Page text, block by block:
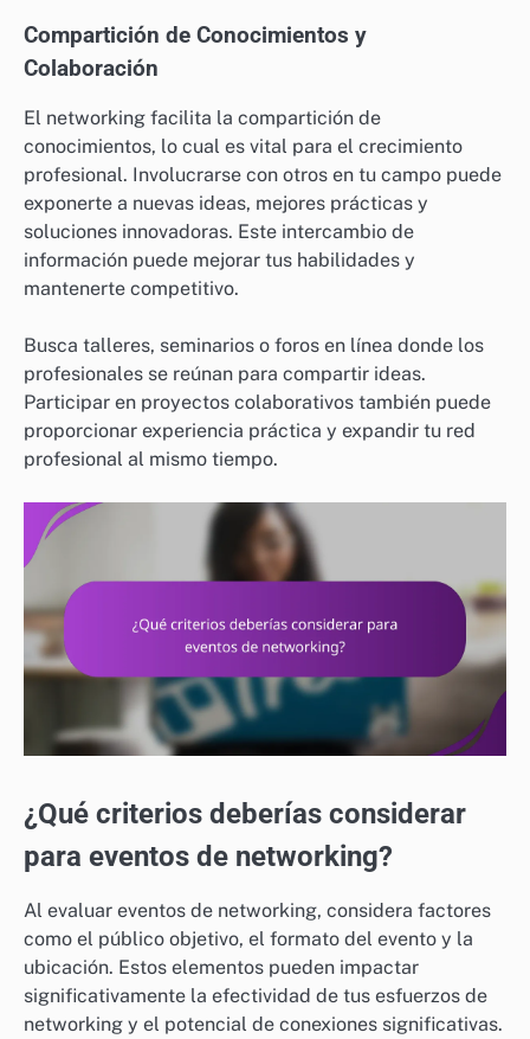
Compartición de Conocimientos y
Colaboración
El networking facilita la compartición de
conocimientos, lo cual es vital para el crecimiento
profesional. Involucrarse con otros en tu campo puede
exponerte a nuevas ideas, mejores prácticas y
soluciones innovadoras. Este intercambio de
información puede mejorar tus habilidades y
mantenerte competitivo.
Busca talleres, seminarios o foros en línea donde los
profesionales se reúnan para compartir ideas.
Participar en proyectos colaborativos también puede
proporcionar experiencia práctica y expandir tu red
profesional al mismo tiempo.
¿Qué criterios deberías considerar
para eventos de networking?
Al evaluar eventos de networking, considera factores
como el público objetivo, el formato del evento y la
ubicación. Estos elementos pueden impactar
significativamente la efectividad de tus esfuerzos de
networking y el potencial de conexiones significativas.